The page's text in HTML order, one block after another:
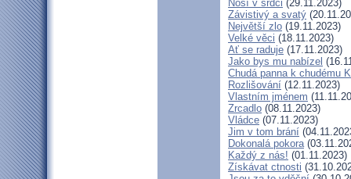
Nosí v srdci (29.11.2023)
Závistivý a svatý
Největší zlo (19.11.2023)
Velké věci (18.11.2023)
Ať se raduje (17.11.2023)
Jako bys mu nabízel
Chudá panna k chudému
Rozlišování (12.11.2023)
Vlastním jménem
Zrcadlo (08.11.2023)
Vládce (07.11.2023)
Jim v tom brání
Dokonalá pokora
Každý z nás! (01.11.2023)
Získávat ctnosti